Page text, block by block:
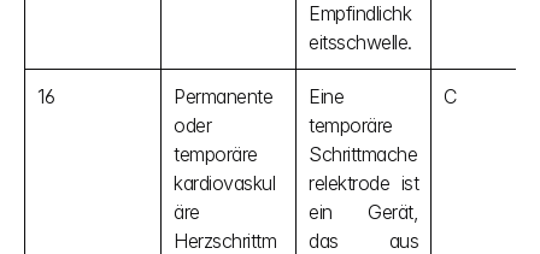
Empfindlichk
eitsschwelle.
16
Permanente
oder
temporäre
kardiovaskul
äre
Herzschrittm
Eine
temporäre
Schrittmache
relektrode ist
ein Gerät,
das aus
C